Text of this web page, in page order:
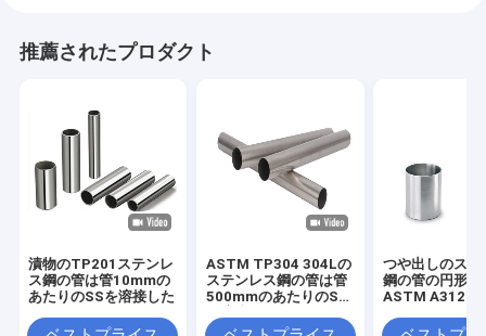
推薦されたプロダクト
漬物のTP201ステンレ
ス鋼の管は管10mmの
あたりのSSを溶接した
ASTM TP304 304Lの
ステンレス鋼の管は管
500mmのあたりのSS
つや出しのステ
鋼の管の円形の
ASTM A312